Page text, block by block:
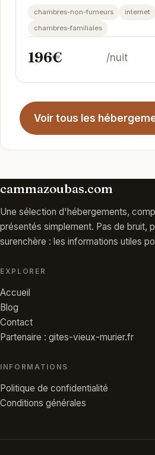
livre. Cet appartement allie le
chambres-non-fumeurs internet
chambres-familiales
196€ /nuit
Voir tous les
cammazoubas.com
Une sélection d'hébergements,
présentés simplement. Pas de bruit,
surenchère : les informations utiles
EXPLORER
Accueil
Blog
Contact
Partenaire : gites-vieux-murier.fr
INFORMATIONS
Politique de confidentialité
Conditions générales